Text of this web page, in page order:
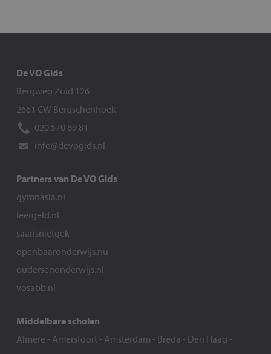
De VO Gids
Bergweg Zuid 126
2661 CW Bergschenhoek
020 570 89 81
info@devogids.nl
Partners van De VO Gids
gymnasia.nl
leergeld.nl
saarisnietgek
openbaaronderwijs.nu
oudersenonderwijs.nl
vosabb.nl
Middelbare scholen
Almere - Amersfoort- Amsterdam - Breda - Den Haag -